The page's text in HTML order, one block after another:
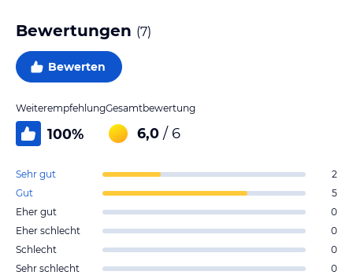
Bewertungen (7)
Bewerten
Weiterempfehlung
100%
Gesamtbewertung
6,0 / 6
Sehr gut
2
Gut
5
Eher gut
0
Eher schlecht
0
Schlecht
0
Sehr schlecht
0